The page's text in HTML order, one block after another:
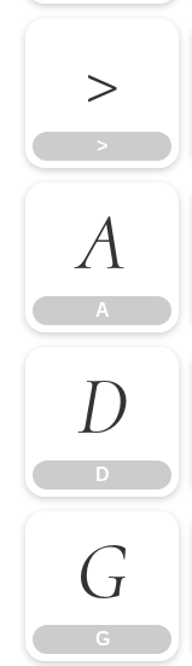
>
>
A
A
D
D
G
G